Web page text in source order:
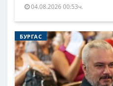
04.08.2026 00:53ч.
БУРГАС